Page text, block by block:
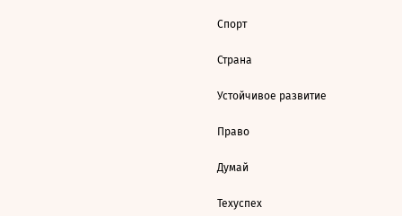
Спорт
Страна
Устойчивое развитие
Право
Думай
Техуспех